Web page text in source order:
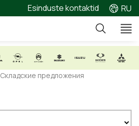
Esinduste kontaktid RU
Складские предложения